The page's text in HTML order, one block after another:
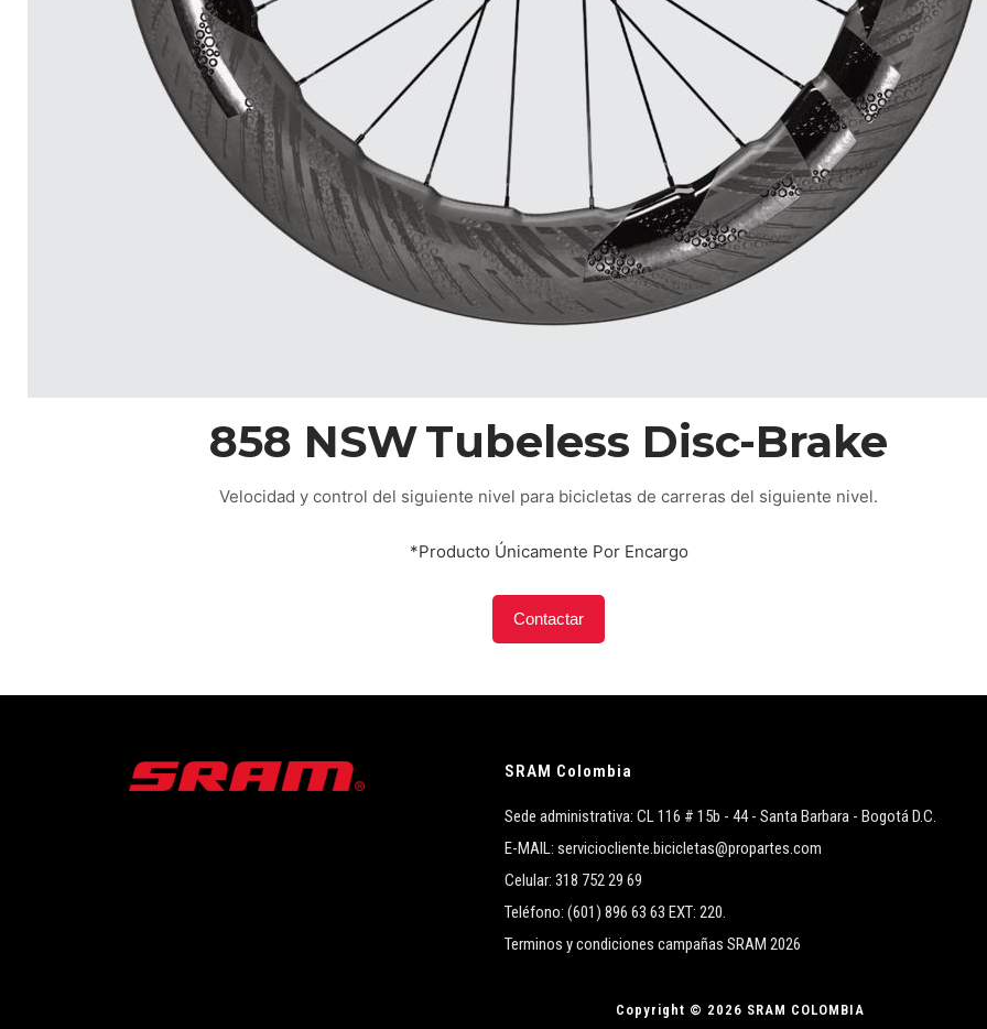
858 NSW Tubeless Disc-Brake
Velocidad y control del siguiente nivel para bicicletas de carreras del siguiente nivel.
*Producto Únicamente Por Encargo
Contactar
SRAM Colombia
Sede administrativa: CL 116 # 15b - 44 - Santa Barbara - Bogotá D.C.
E-MAIL: serviciocliente.bicicletas@propartes.com
Celular: 318 752 29 69
Teléfono: (601) 896 63 63 EXT: 220.
Terminos y condiciones campañas SRAM 2026
Copyright © 2026 SRAM COLOMBIA